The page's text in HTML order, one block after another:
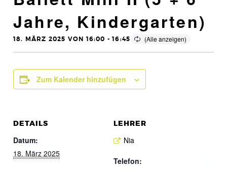
Jahre, Kindergarten)
18. MÄRZ 2025 VON 16:00 -16:45
Zum Kalender hinzufügen
DETAILS
Datum:
18. März 2025
LEHRER
Nia
Telefon: